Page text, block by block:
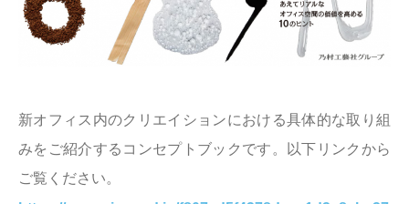
新オフィス内のクリエイションにおける具体的な取り組
みをご紹介するコンセプトブックです。以下リンクから
ご覧ください。